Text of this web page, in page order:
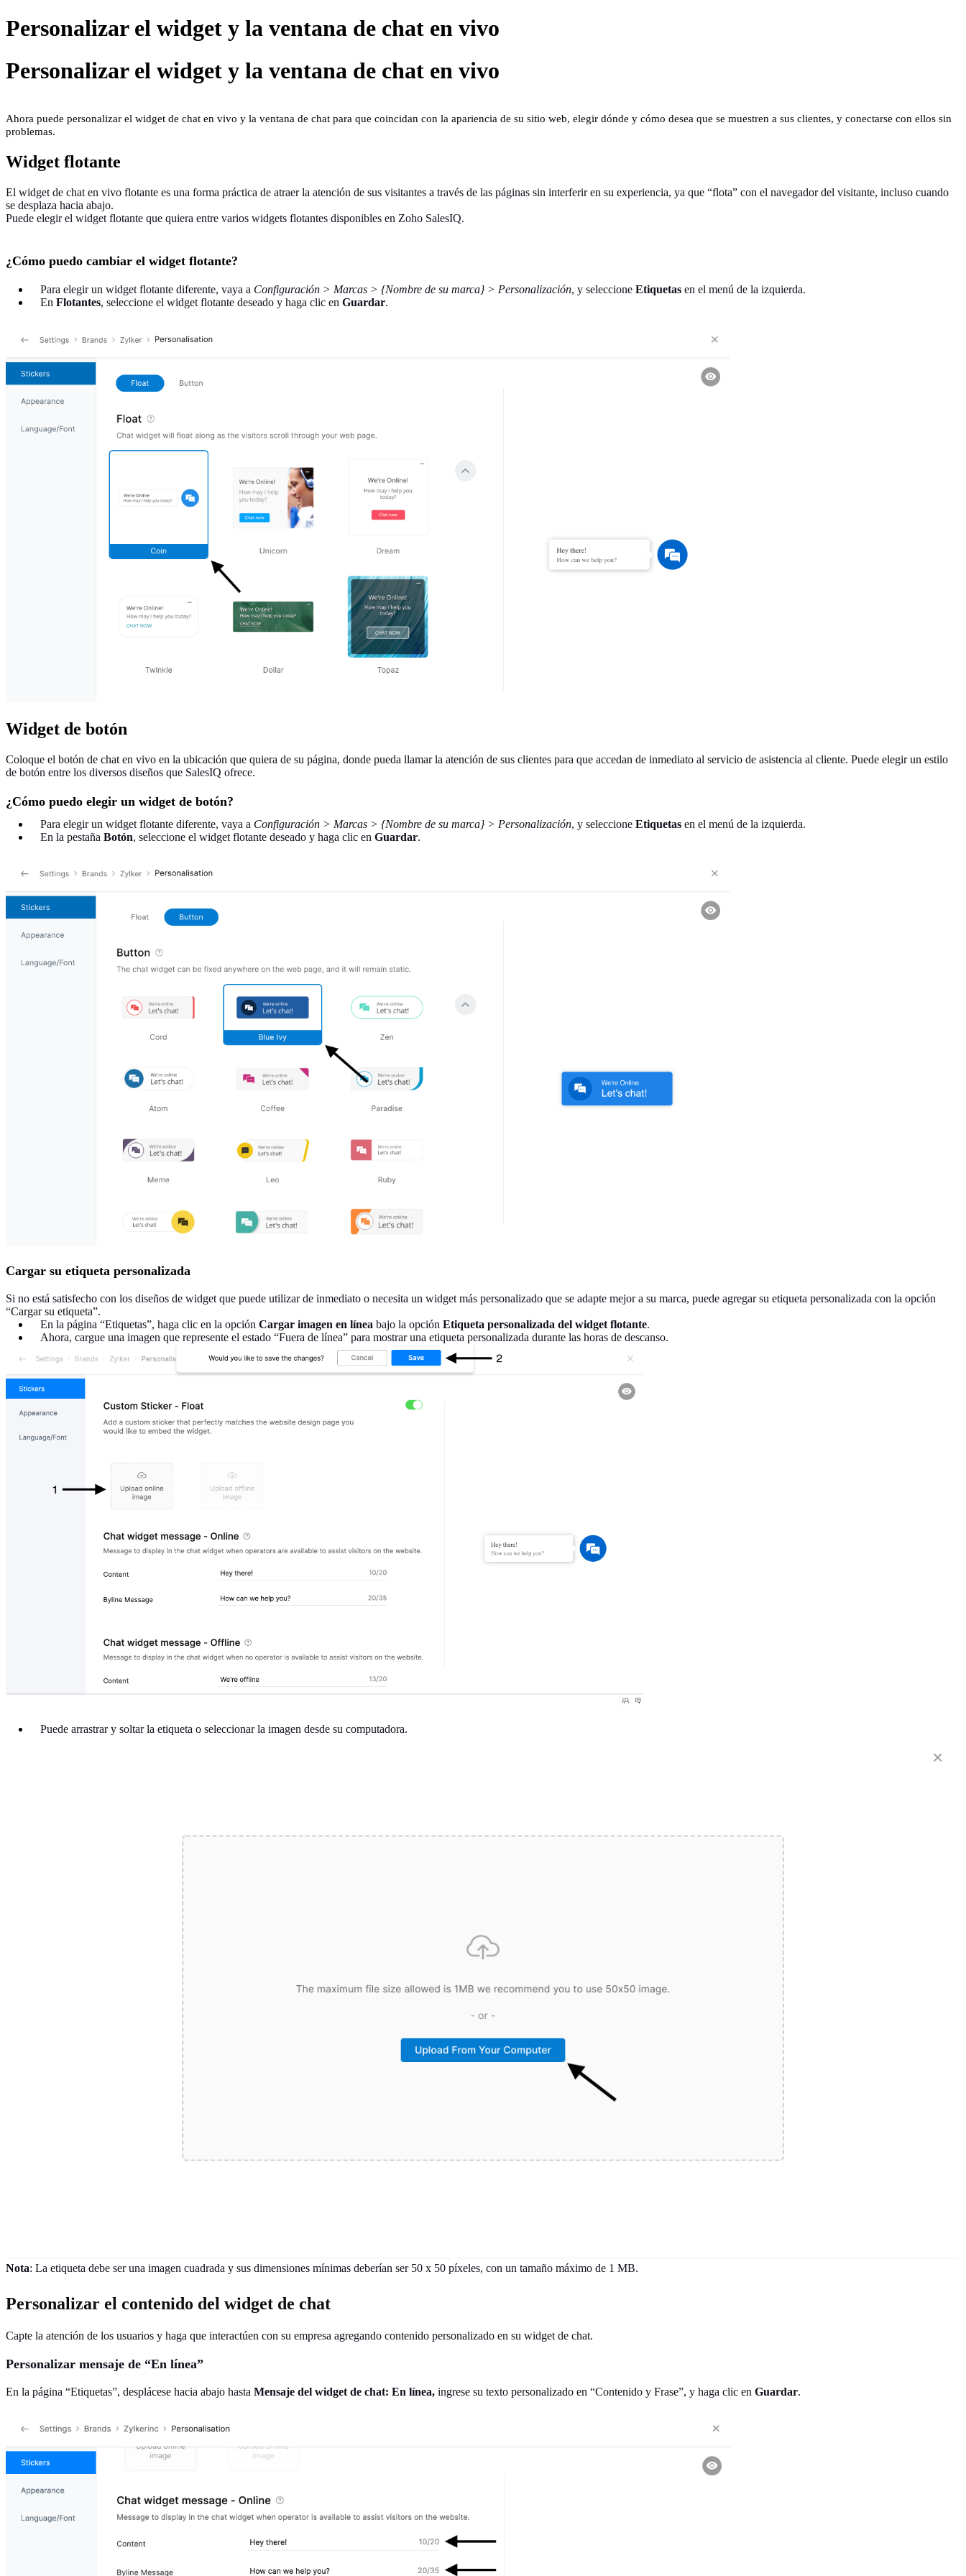
Personalizar el widget y la ventana de chat en vivo
Personalizar el widget y la ventana de chat en vivo
Ahora puede personalizar el widget de chat en vivo y la ventana de chat para que coincidan con la apariencia de su sitio web, elegir dónde y cómo desea que se muestren a sus clientes, y conectarse con ellos sin
problemas.
Widget flotante
El widget de chat en vivo flotante es una forma práctica de atraer la atención de sus visitantes a través de las páginas sin interferir en su experiencia, ya que “flota” con el navegador del visitante, incluso cuando
se desplaza hacia abajo.
Puede elegir el widget flotante que quiera entre varios widgets flotantes disponibles en Zoho SalesIQ.
¿Cómo puedo cambiar el widget flotante?
Para elegir un widget flotante diferente, vaya a Configuración > Marcas > {Nombre de su marca} > Personalización, y seleccione Etiquetas en el menú de la izquierda.
En Flotantes, seleccione el widget flotante deseado y haga clic en Guardar.
Widget de botón
Coloque el botón de chat en vivo en la ubicación que quiera de su página, donde pueda llamar la atención de sus clientes para que accedan de inmediato al servicio de asistencia al cliente. Puede elegir un estilo
de botón entre los diversos diseños que SalesIQ ofrece.
¿Cómo puedo elegir un widget de botón?
Para elegir un widget flotante diferente, vaya a Configuración > Marcas > {Nombre de su marca} > Personalización, y seleccione Etiquetas en el menú de la izquierda.
En la pestaña Botón, seleccione el widget flotante deseado y haga clic en Guardar.
Cargar su etiqueta personalizada
Si no está satisfecho con los diseños de widget que puede utilizar de inmediato o necesita un widget más personalizado que se adapte mejor a su marca, puede agregar su etiqueta personalizada con la opción
“Cargar su etiqueta”.
En la página “Etiquetas”, haga clic en la opción Cargar imagen en línea bajo la opción Etiqueta personalizada del widget flotante.
Ahora, cargue una imagen que represente el estado “Fuera de línea” para mostrar una etiqueta personalizada durante las horas de descanso.
Puede arrastrar y soltar la etiqueta o seleccionar la imagen desde su computadora.
Nota: La etiqueta debe ser una imagen cuadrada y sus dimensiones mínimas deberían ser 50 x 50 píxeles, con un tamaño máximo de 1 MB.
Personalizar el contenido del widget de chat
Capte la atención de los usuarios y haga que interactúen con su empresa agregando contenido personalizado en su widget de chat.
Personalizar mensaje de “En línea”
En la página “Etiquetas”, desplácese hacia abajo hasta Mensaje del widget de chat: En línea, ingrese su texto personalizado en “Contenido y Frase”, y haga clic en Guardar.